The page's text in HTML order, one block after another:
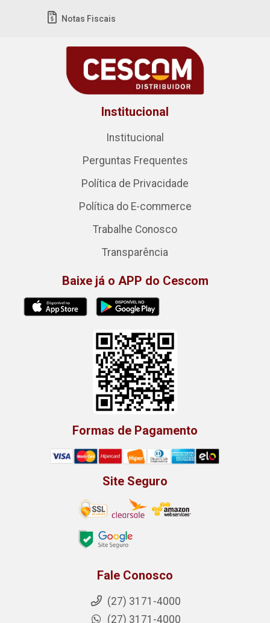
Notas Fiscais
Institucional
Institucional
Perguntas Frequentes
Política de Privacidade
Política do E-commerce
Trabalhe Conosco
Transparência
Baixe já o APP do Cescom
Formas de Pagamento
Site Seguro
Fale Conosco
(27) 3171-4000
(27) 3171-4000